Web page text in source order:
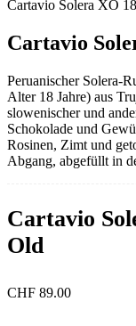
Cartavio Solera XO
Cartavio
Peruanischer Solera-
Alter 18 Jahre) aus
slowenischer und
Schokolade und
Rosinen, Zimt und
Abgang, abgefüllt in
Cartavio
Old
CHF 89.00